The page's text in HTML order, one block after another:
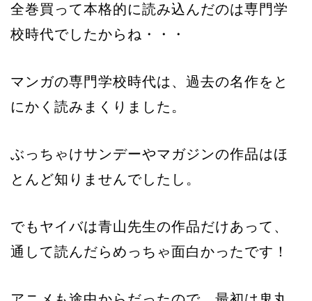
全巻買って本格的に読み込んだのは専門学
校時代でしたからね・・・
マンガの専門学校時代は、過去の名作をと
にかく読みまくりました。
ぶっちゃけサンデーやマガジンの作品はほ
とんど知りませんでしたし。
でもヤイバは青山先生の作品だけあって、
通して読んだらめっちゃ面白かったです！